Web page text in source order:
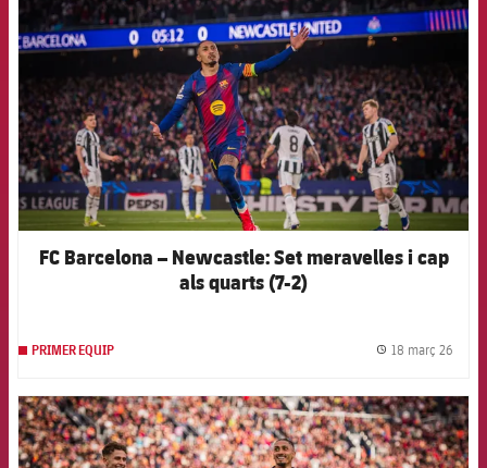
FC Barcelona – Newcastle: Set meravelles i cap
als quarts (7-2)
PRIMER EQUIP 18 març 26
FCB Barcelona badge